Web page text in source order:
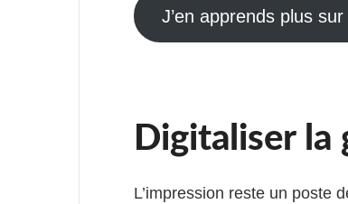
J’en apprends plus
Digitaliser la
L’impression reste un poste